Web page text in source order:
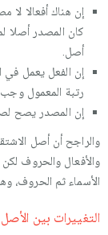
إن هناك أفعالا
كان المصدر أصلا
أصل.
إن الفعل يعمل في
رتبة المعمول
إن المصدر يصح
والراجح أن أصل
والأفعال والحروف
الأسماء ثم الحروف،
التغييرات بين